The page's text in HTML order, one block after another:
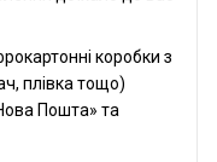
коробки з
плівка тощо)
Пошта» та